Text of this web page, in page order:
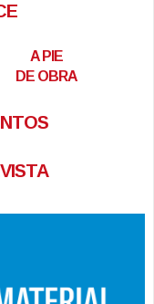
A PIE
DE OBRA